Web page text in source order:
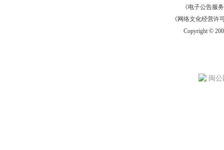
《电子公告服务
《网络文化经营许
Copyright ©
闽公